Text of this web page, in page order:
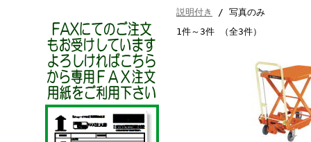
説明付き
/ 写真のみ
1件～3件 （全3件）